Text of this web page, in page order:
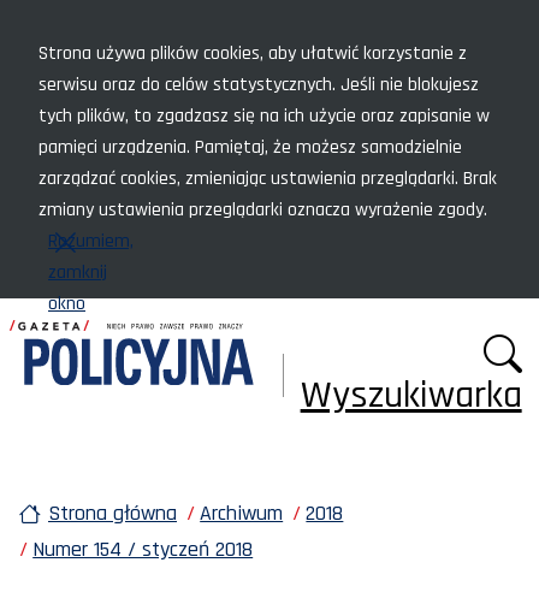
Strona używa plików cookies, aby ułatwić korzystanie z
serwisu oraz do celów statystycznych. Jeśli nie blokujesz
tych plików, to zgadzasz się na ich użycie oraz zapisanie w
pamięci urządzenia. Pamiętaj, że możesz samodzielnie
zarządzać cookies, zmieniając ustawienia przeglądarki. Brak
zmiany ustawienia przeglądarki oznacza wyrażenie zgody.
Rozumiem,
zamknij
okno
Wyszukiwarka
Strona główna Archiwum
2018
Numer 154 / styczeń 2018